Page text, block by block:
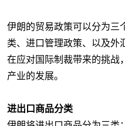
伊朗的贸易政策可以分为三
类、进口管理政策、以及外
在应对国际制裁带来的挑战
产业的发展。
进出口商品分类